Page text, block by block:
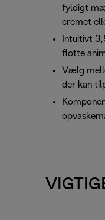
fyldigt
cremet
Intuitivt
flotte
Vælg
der kan